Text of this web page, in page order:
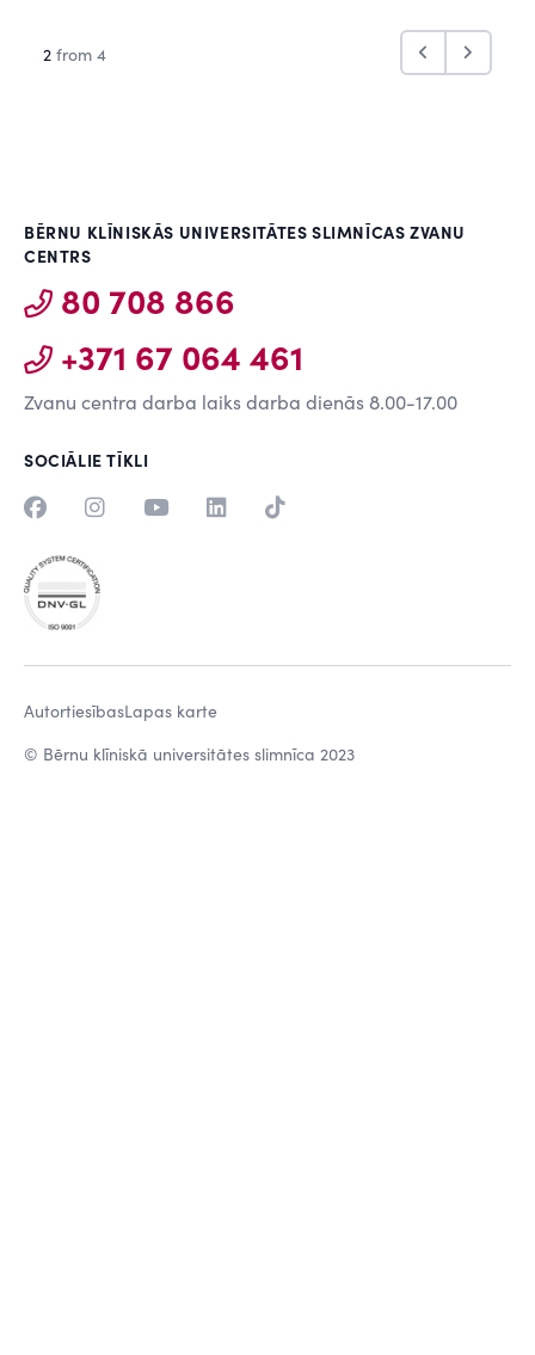
2 from 4
BĒRNU KLĪNISKĀS UNIVERSITĀTES SLIMNĪCAS ZVANU
CENTRS
80 708 866
+371 67 064 461
Zvanu centra darba laiks darba dienās 8.00-17.00
SOCIĀLIE TĪKLI
© Bērnu klīniskā universitātes slimnīca 2023
AutortiesībasLapas karte